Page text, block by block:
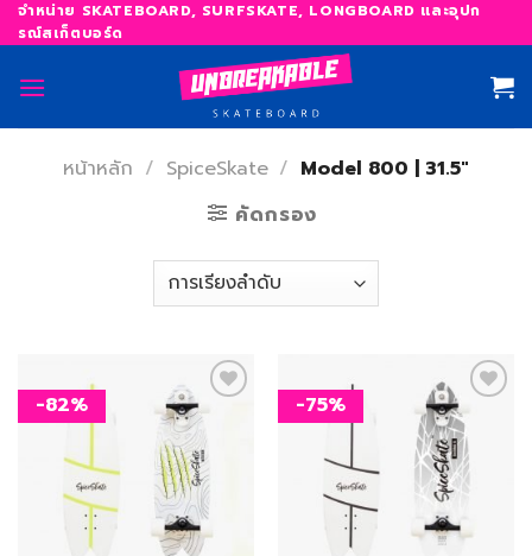
Skip
to
content
จำหน่าย SKATEBOARD, SURFSKATE, LONGBOARD และอุปก
รณ์สเก็ตบอร์ด
หน้าหลัก / SpiceSkate / Model 800 | 31.5"
คัดกรอง
-82%
อยาก
-75%
อยาก